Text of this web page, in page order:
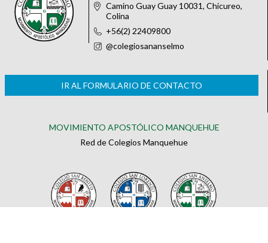
Camino Guay Guay 10031, Chicureo,
Colina
+56(2) 22409800
@colegiosananselmo
IR AL FORMULARIO DE CONTACTO
MOVIMIENTO APOSTÓLICO MANQUEHUE
Red de Colegios Manquehue